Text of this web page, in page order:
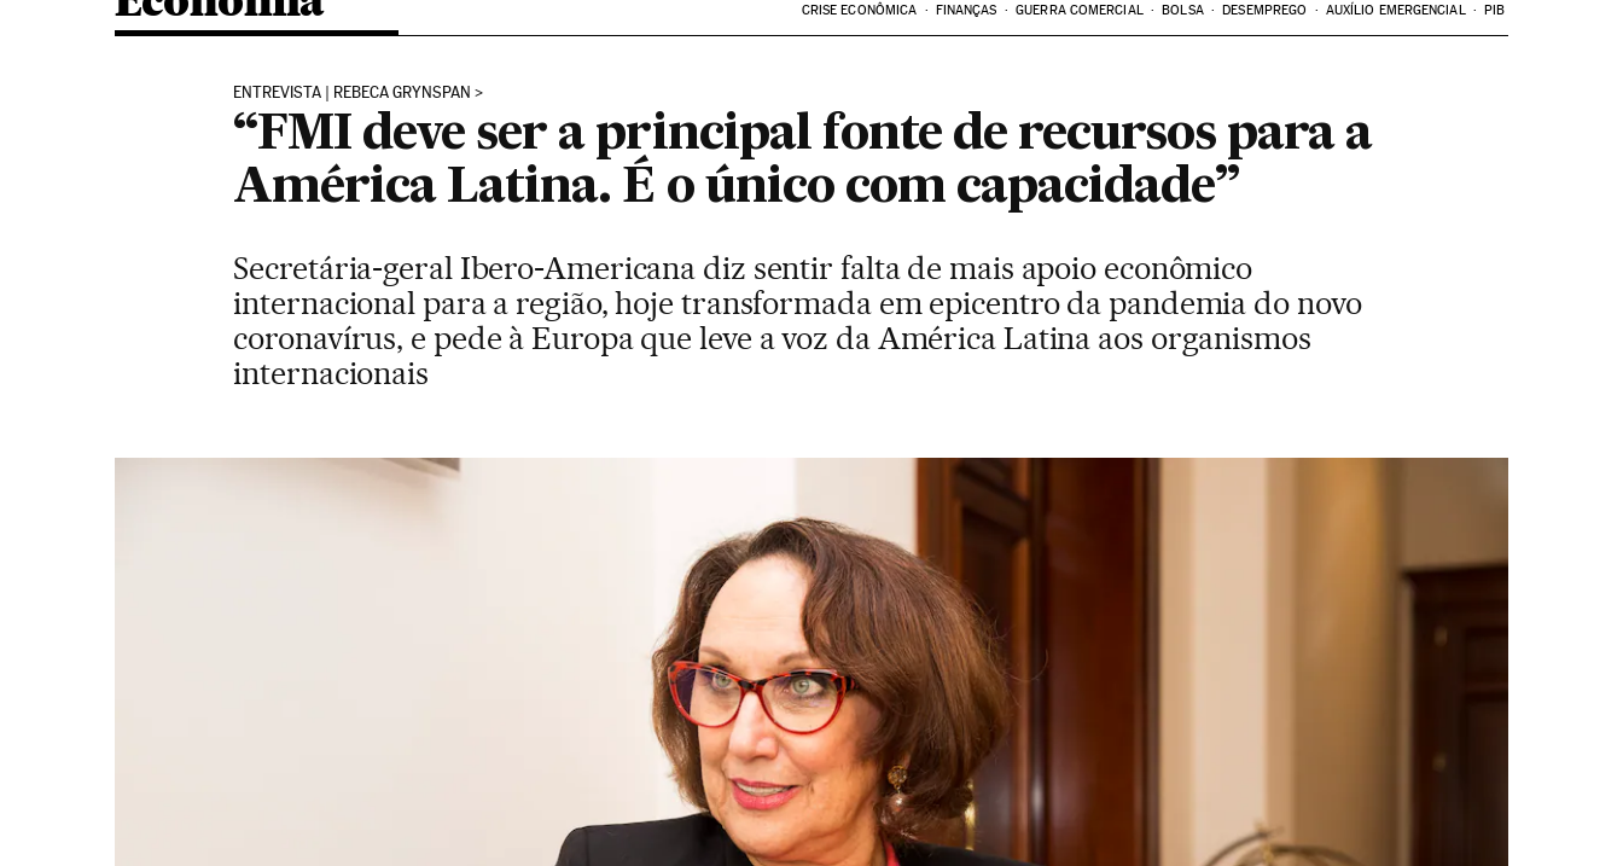
CRISE ECONÔMICA FINANÇAS GUERRA COMERCIAL BOLSA DESEMPREGO AUXÍLIO EMERGENCIAL PIB
ENTREVISTA | REBECA GRYNSPAN
“FMI deve ser a principal fonte de recursos para a
América Latina. É o único com capacidade”
Secretária-geral Ibero-Americana diz sentir falta de mais apoio econômico
internacional para a região, hoje transformada em epicentro da pandemia do novo
coronavírus, e pede à Europa que leve a voz da América Latina aos organismos
internacionais